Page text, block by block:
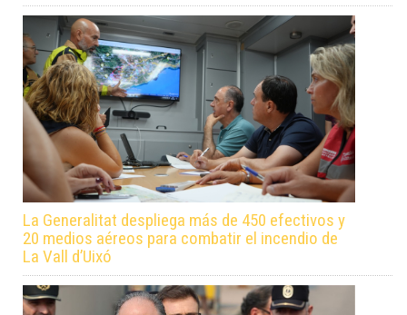
La Generalitat despliega más de 450 efectivos y
20 medios aéreos para combatir el incendio de
La Vall d’Uixó